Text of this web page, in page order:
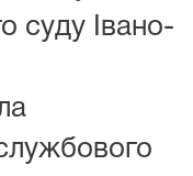
суду Івано-